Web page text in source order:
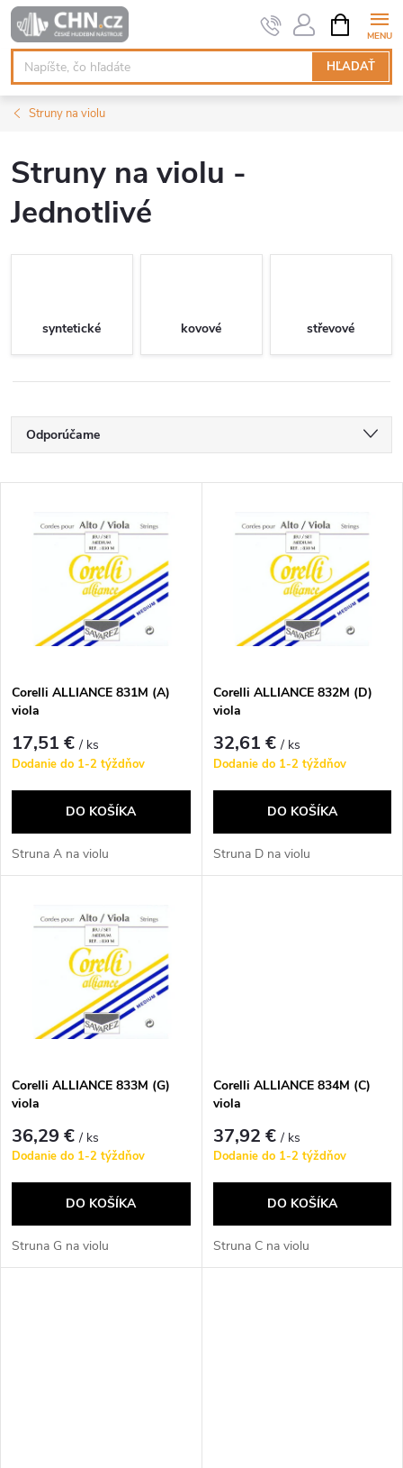
Prejsť
na
obsah
HĽADAŤ
KOŠÍK
Struny na violu
Struny na violu -
Jednotlivé
syntetické kovové střevové
R
a
e
p
r
o
d
o
v
Odporúčame
Najpredávanejšie
Abecedne
s
p
r
d
v
Corelli ALLIANCE 831M (A)
viola
17,51 €/ ks
Dodanie do 1-2 týždňov
DO KOŠÍKA
Struna A na violu
Corelli ALLIANCE 832M (D)
viola
32,61 €/ ks
Dodanie do 1-2 týždňov
DO KOŠÍKA
Struna D na violu
Corelli ALLIANCE 833M (G)
viola
36,29 €/ ks
Dodanie do 1-2 týždňov
DO KOŠÍKA
Struna G na violu
Corelli ALLIANCE 834M (C)
viola
37,92 €/ ks
Dodanie do 1-2 týždňov
DO KOŠÍKA
Struna C na violu